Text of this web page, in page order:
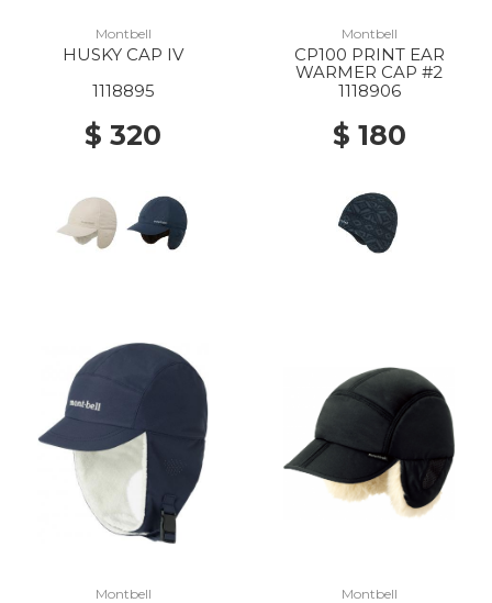
Montbell
HUSKY CAP IV
1118895
$ 320
Montbell
CP100 PRINT EAR
WARMER CAP #2
1118906
$ 180
Montbell Montbell